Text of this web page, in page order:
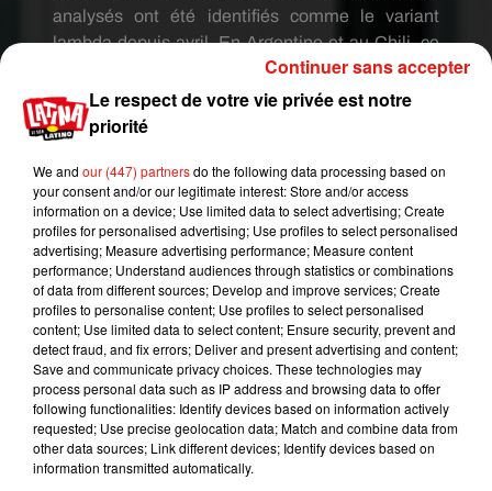
Publié : 21 juin 2021 à 7h00 par Jérome Pasanau
analysés ont été identifiés comme le variant
lambda depuis avril. En Argentine et au Chili, ce
chiffre était d’environ un tiers ces derniers mois.
Les variants du coronavirus sont divisés en deux
catégories par l’OMS : les
produisent dans plusieurs pays (le lambda
appartient à cette catégorie). Ou alors ceux se
situant à un niveau plus élevé,«les variants
préoccupants »qui sont manifestement plus
contagieux, plus difficiles à contrôler ou
conduisent à des maladies plus graves. Ce
dernier groupe comprend par exemple le variant
delta, qui a incité les autorités britanniques à
reporter la fin prévue des mesures de
confinement.
Mundo Latino
Le respect de votre vie privée est notre
priorité
We and our (447) partnersdo the following data processing based on
your consent and/or our legitimate interest: Store and/or access
information on a device; Use limited data to select advertising; Create
profiles for personalised advertising; Use profiles to select personalised
advertising; Measure advertising performance; Measure content
performance; Understand audiences through statistics or combinations
of data from different sources; Develop and improve services; Create
profiles to personalise content; Use profiles to select personalised
content; Use limited data to select content; Ensure security, prevent and
detect fraud, and fix errors; Deliver and present advertising and content;
Save and communicate privacy choices. These technologies may
process personal data such as IP address and browsing data to offer
following functionalities: Identify devices based on information actively
requested; Use precise geolocation data; Match and combine data from
other data sources; Link different devices; Identify devices based on
information transmitted automatically.
Continuer sans accepter